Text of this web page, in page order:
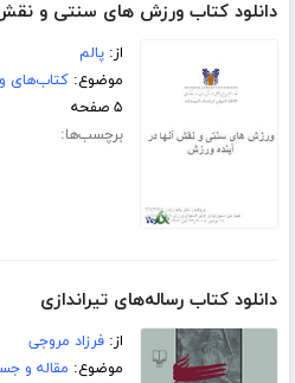
دانلود کتاب ورزش های سنتی و
از:پالم
موضوع:کتاب‌های
۵ صفحه
برچسب‌ها:
دانلود کتاب رساله‌های تیراندازی
از:فرزاد مروجی
موضوع: مقاله و